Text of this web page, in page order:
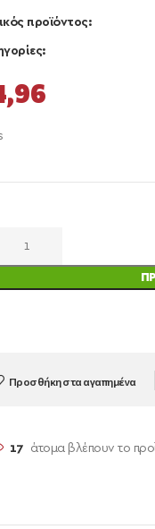
προϊόντος:
Προσθήκη στα αγαπημένα
17 άτομα βλέπουν το